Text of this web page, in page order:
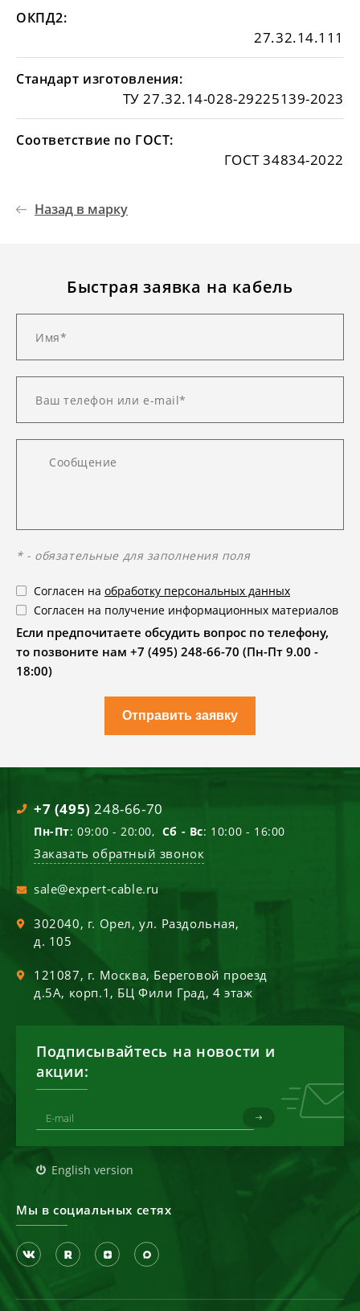
ОКПД2:
27.32.14.111
Стандарт изготовления:
ТУ 27.32.14-028-29225139-2023
Соответствие по ГОСТ:
ГОСТ 34834-2022
Назад в марку
Быстрая заявка на кабель
* - обязательные для заполнения поля
Согласен на обработку персональных данных
Согласен на получение информационных материалов
Если предпочитаете обсудить вопрос по телефону,
то позвоните нам +7 (495) 248-66-70 (Пн-Пт 9.00 -
18:00)
Отправить заявку
+7 (495) 248-66-70
Пн-Пт: 09:00 - 20:00, Сб - Вс: 10:00 - 16:00
Заказать обратный звонок
sale@expert-cable.ru
302040, г. Орел,ул. Раздольная,
д. 105
121087, г. Москва, Береговой проезд
д.5А, корп.1, БЦ Фили Град, 4 этаж
Подписывайтесь на новости и
акции:
English version
Мы в социальных сетях